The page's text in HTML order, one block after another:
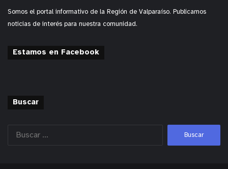
Somos el portal informativo de la Región de Valparaíso. Publicamos
noticias de interés para nuestra comunidad.
Estamos en Facebook
Buscar